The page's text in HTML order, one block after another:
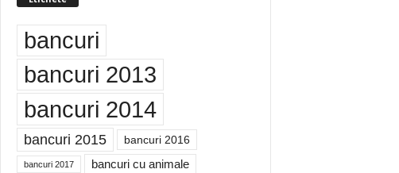
bancuri
bancuri 2013
bancuri 2014
bancuri 2015 bancuri 2016
bancuri 2017 bancuri cu animale